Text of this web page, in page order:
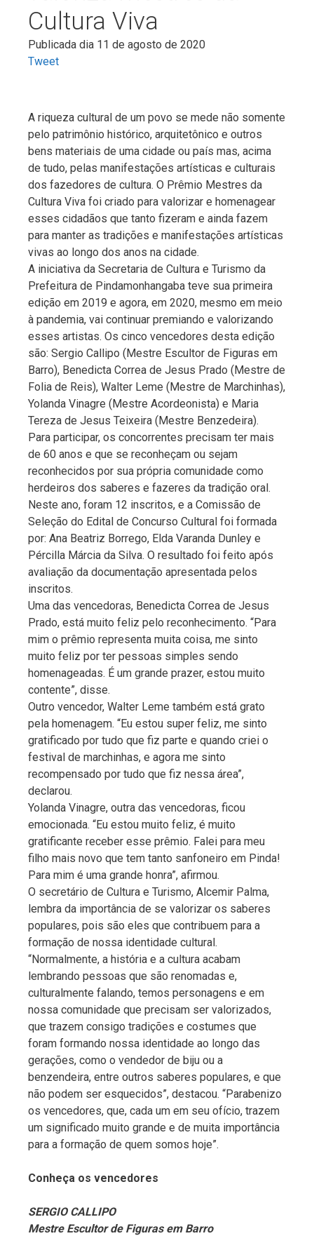
Cultura Viva
Publicada dia 11 de agosto de 2020
Tweet
A riqueza cultural de um povo se mede não somente
pelo patrimônio histórico, arquitetônico e outros
bens materiais de uma cidade ou país mas, acima
de tudo, pelas manifestações artísticas e culturais
dos fazedores de cultura. O Prêmio Mestres da
Cultura Viva foi criado para valorizar e homenagear
esses cidadãos que tanto fizeram e ainda fazem
para manter as tradições e manifestações artísticas
vivas ao longo dos anos na cidade.
A iniciativa da Secretaria de Cultura e Turismo da
Prefeitura de Pindamonhangaba teve sua primeira
edição em 2019 e agora, em 2020, mesmo em meio
à pandemia, vai continuar premiando e valorizando
esses artistas. Os cinco vencedores desta edição
são: Sergio Callipo (Mestre Escultor de Figuras em
Barro), Benedicta Correa de Jesus Prado (Mestre de
Folia de Reis), Walter Leme (Mestre de Marchinhas),
Yolanda Vinagre (Mestre Acordeonista) e Maria
Tereza de Jesus Teixeira (Mestre Benzedeira).
Para participar, os concorrentes precisam ter mais
de 60 anos e que se reconheçam ou sejam
reconhecidos por sua própria comunidade como
herdeiros dos saberes e fazeres da tradição oral.
Neste ano, foram 12 inscritos, e a Comissão de
Seleção do Edital de Concurso Cultural foi formada
por: Ana Beatriz Borrego, Elda Varanda Dunley e
Pércilla Márcia da Silva. O resultado foi feito após
avaliação da documentação apresentada pelos
inscritos.
Uma das vencedoras, Benedicta Correa de Jesus
Prado, está muito feliz pelo reconhecimento. “Para
mim o prêmio representa muita coisa, me sinto
muito feliz por ter pessoas simples sendo
homenageadas. É um grande prazer, estou muito
contente”, disse.
Outro vencedor, Walter Leme também está grato
pela homenagem. “Eu estou super feliz, me sinto
gratificado por tudo que fiz parte e quando criei o
festival de marchinhas, e agora me sinto
recompensado por tudo que fiz nessa área”,
declarou.
Yolanda Vinagre, outra das vencedoras, ficou
emocionada. “Eu estou muito feliz, é muito
gratificante receber esse prêmio. Falei para meu
filho mais novo que tem tanto sanfoneiro em Pinda!
Para mim é uma grande honra”, afirmou.
O secretário de Cultura e Turismo, Alcemir Palma,
lembra da importância de se valorizar os saberes
populares, pois são eles que contribuem para a
formação de nossa identidade cultural.
“Normalmente, a história e a cultura acabam
lembrando pessoas que são renomadas e,
culturalmente falando, temos personagens e em
nossa comunidade que precisam ser valorizados,
que trazem consigo tradições e costumes que
foram formando nossa identidade ao longo das
gerações, como o vendedor de biju ou a
benzendeira, entre outros saberes populares, e que
não podem ser esquecidos”, destacou. “Parabenizo
os vencedores, que, cada um em seu ofício, trazem
um significado muito grande e de muita importância
para a formação de quem somos hoje”.
Conheça os vencedores
SERGIO CALLIPO
Mestre Escultor de Figuras em Barro